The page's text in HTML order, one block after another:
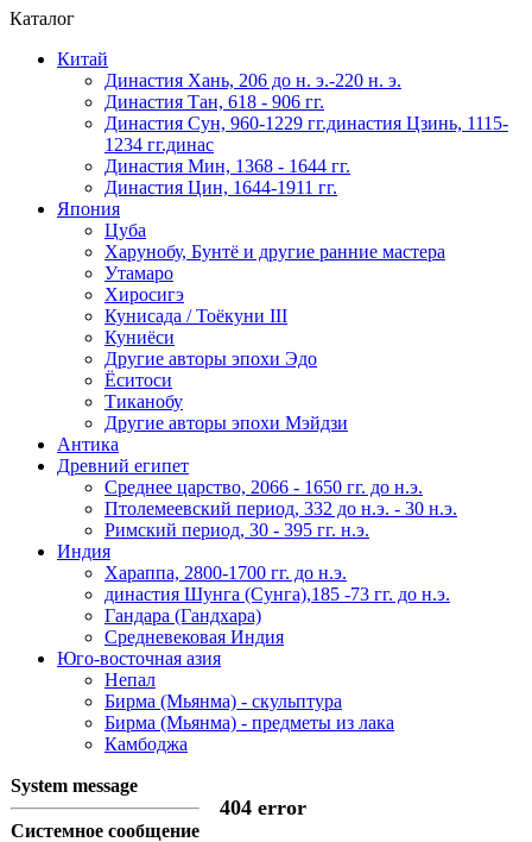
Каталог
Китай
Династия Хань, 206 до н. э.-220 н. э.
Династия Тан, 618 - 906 гг.
Династия Сун, 960-1229 гг.династия Цзинь, 1115-
1234 гг.динас
Династия Мин, 1368 - 1644 гг.
Династия Цин, 1644-1911 гг.
Япония
Цуба
Харунобу, Бунтё и другие ранние мастера
Утамаро
Хиросигэ
Кунисада / Тоёкуни III
Куниёси
Другие авторы эпохи Эдо
Ёситоси
Тиканобу
Другие авторы эпохи Мэйдзи
Антика
Древний египет
Среднее царство, 2066 - 1650 гг. до н.э.
Птолемеевский период, 332 до н.э. - 30 н.э.
Римский период, 30 - 395 гг. н.э.
Индия
Хараппа, 2800-1700 гг. до н.э.
династия Шунга (Сунга),185 -73 гг. до н.э.
Гандара (Гандхара)
Средневековая Индия
Юго-восточная азия
Непал
Бирма (Мьянма) - скульптура
Бирма (Мьянма) - предметы из лака
Камбоджа
System message
404 error
Системное сообщение